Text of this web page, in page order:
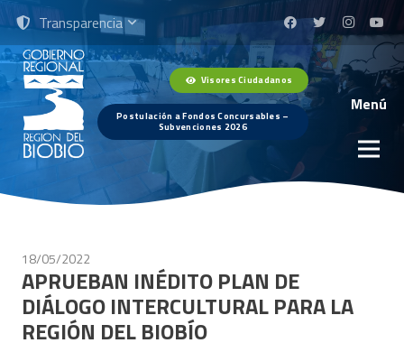
Transparencia
Visores Ciudadanos
Postulación a Fondos Concursables –
Subvenciones 2026
Menú
18/05/2022
APRUEBAN INÉDITO PLAN DE
DIÁLOGO INTERCULTURAL PARA LA
REGIÓN DEL BIOBÍO